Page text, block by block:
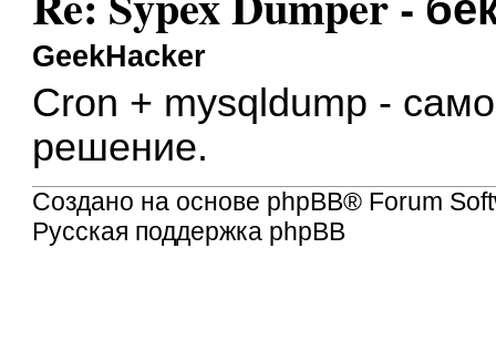
GeekHacker
Cron + mysqldump -
решение.
Создано на основе phpBB® Forum
Русская поддержка phpBB